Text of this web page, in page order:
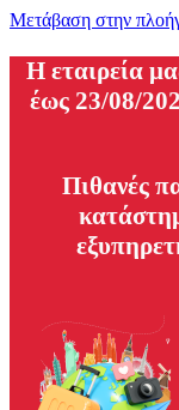
Μετάβαση στην
H εταιρεία
έως 23/08/
Πιθανές